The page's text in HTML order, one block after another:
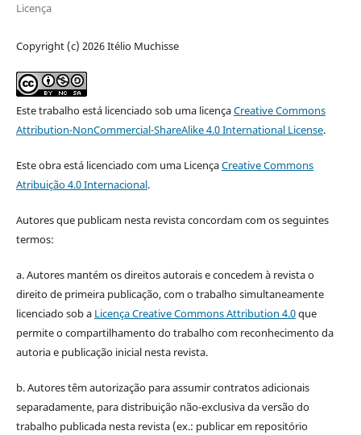
Licença
Copyright (c) 2026 Itélio Muchisse
Este trabalho está licenciado sob uma licençaCreative Commons
Attribution-NonCommercial-ShareAlike 4.0 International License.
Este obra está licenciado com uma LicençaCreative Commons
Atribuição 4.0 Internacional.
Autores que publicam nesta revista concordam com os seguintes
termos:
a. Autores mantém os direitos autorais e concedem à revista o
direito de primeira publicação, com o trabalho simultaneamente
licenciado sob a Licença Creative Commons Attribution 4.0que
permite o compartilhamento do trabalho com reconhecimento da
autoria e publicação inicial nesta revista.
b. Autores têm autorização para assumir contratos adicionais
separadamente, para distribuição não-exclusiva da versão do
trabalho publicada nesta revista (ex.: publicar em repositório